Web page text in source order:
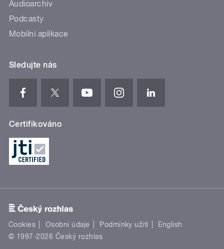
Audioarchiv
Podcasty
Mobilní aplikace
Sledujte nás
Certifikováno
Cookies Osobní údaje Podmínky užití
English
© 1997-2026 Český rozhlas